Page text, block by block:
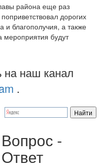
района еще раз
дорогих
и благополучия, а также
мероприятия будут
на наш канал
.
Вопрос -
Ответ